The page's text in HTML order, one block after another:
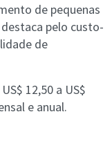
de pequenas
pelo custo-
de
12,50 a US$
e anual.